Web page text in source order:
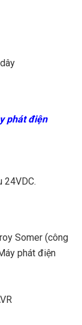
phát điện
24VDC.
Somer (công
phát điện